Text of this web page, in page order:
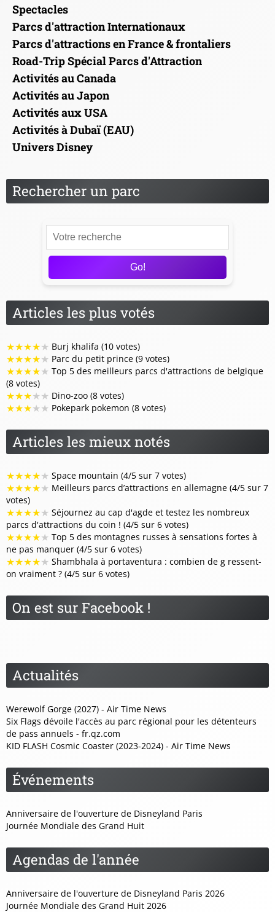
Spectacles
Parcs d'attraction Internationaux
Parcs d'attractions en France & frontaliers
Road-Trip Spécial Parcs d'Attraction
Activités au Canada
Activités au Japon
Activités aux USA
Activités à Dubaï (EAU)
Univers Disney
Rechercher un parc
Go!
Articles les plus votés
★★★★★ Burj khalifa (10 votes)
★★★★★ Parc du petit prince (9 votes)
★★★★★ Top 5 des meilleurs parcs d'attractions de belgique
(8 votes)
★★★★★ Dino-zoo (8 votes)
★★★★★ Pokepark pokemon (8 votes)
Articles les mieux notés
★★★★★ Space mountain (4/5 sur 7 votes)
★★★★★ Meilleurs parcs d’attractions en allemagne (4/5 sur 7
votes)
★★★★★ Séjournez au cap d'agde et testez les nombreux
parcs d'attractions du coin ! (4/5 sur 6 votes)
★★★★★ Top 5 des montagnes russes à sensations fortes à
ne pas manquer (4/5 sur 6 votes)
★★★★★ Shambhala à portaventura : combien de g ressent-
on vraiment ? (4/5 sur 6 votes)
On est sur Facebook !
Actualités
Werewolf Gorge (2027) - Air Time News
Six Flags dévoile l'accès au parc régional pour les détenteurs
de pass annuels - fr.qz.com
KID FLASH Cosmic Coaster (2023-2024) - Air Time News
Événements
Anniversaire de l'ouverture de Disneyland Paris
Journée Mondiale des Grand Huit
Agendas de l'année
Anniversaire de l'ouverture de Disneyland Paris 2026
Journée Mondiale des Grand Huit 2026